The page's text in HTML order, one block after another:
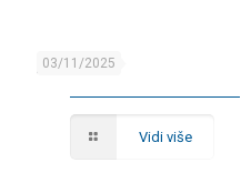
03/11/2025
JAVNI POZIV
Vidi više